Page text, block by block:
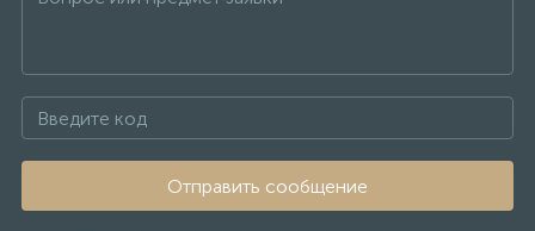
Отправить сообщение